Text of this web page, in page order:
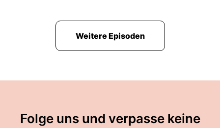
Weitere Episoden
Folge uns und verpasse keine